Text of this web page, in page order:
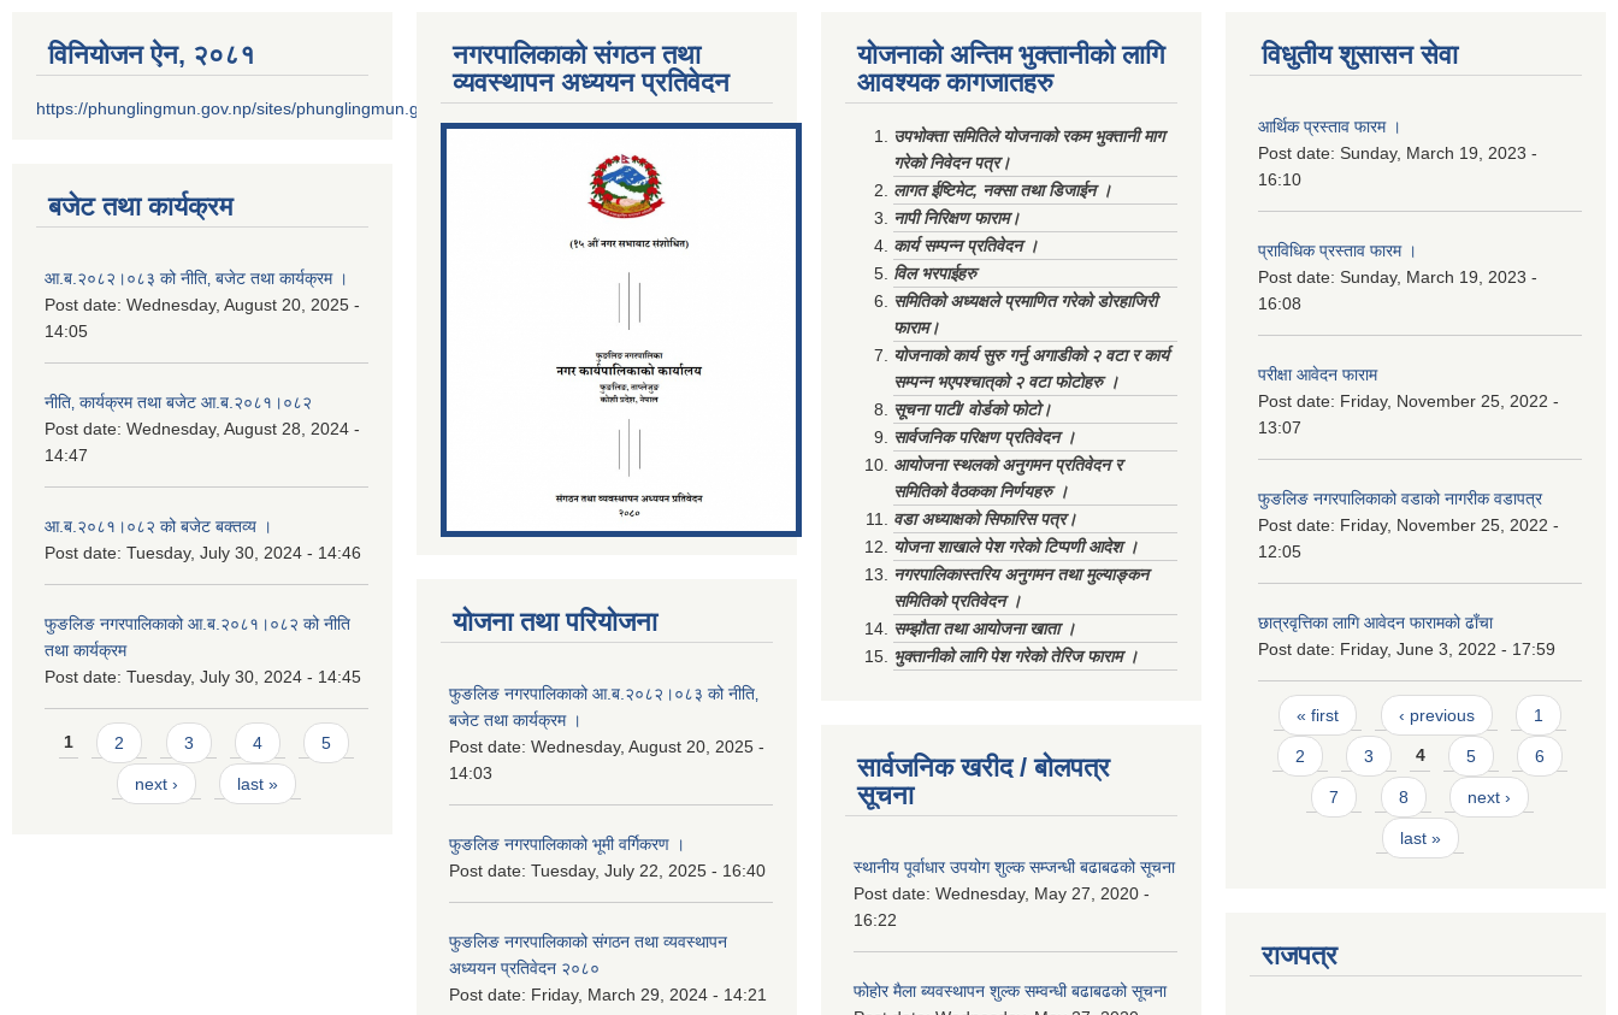
विनियोजन ऐन‚ २०८१
https://phunglingmun.gov.np/sites/phunglingmun.gov.np/files/documents/Al...
बजेट तथा कार्यक्रम
आ.ब.२०८२।०८३ को नीति‚ बजेट तथा कार्यक्रम ।
Post date: Wednesday, August 20, 2025 -
14:05
नीति‚ कार्यक्रम तथा बजेट आ.ब.२०८१।०८२
Post date: Wednesday, August 28, 2024 -
14:47
आ.ब.२०८१।०८२ को बजेट बक्तव्य ।
Post date: Tuesday, July 30, 2024 - 14:46
फुङलिङ नगरपालिकाको आ.ब.२०८१।०८२ को नीति
तथा कार्यक्रम
Post date: Tuesday, July 30, 2024 - 14:45
Pages
1 2 3 4 5
next › last »
नगरपालिकाको संगठन तथा
व्यवस्थापन अध्ययन प्रतिवेदन
योजना तथा परियोजना
फुङलिङ नगरपालिकाको आ.ब.२०८२।०८३ को नीति‚
बजेट तथा कार्यक्रम ।
Post date: Wednesday, August 20, 2025 -
14:03
फुङलिङ नगरपालिकाको भूमी वर्गिकरण ।
Post date: Tuesday, July 22, 2025 - 16:40
फुङलिङ नगरपालिकाको संगठन तथा व्यवस्थापन
अध्ययन प्रतिवेदन २०८०
Post date: Friday, March 29, 2024 - 14:21
योजनाको अन्तिम भुक्तानीको लागि
आवश्यक कागजातहरु
उपभोक्ता समितिले योजनाको रकम भुक्तानी माग
गरेको निवेदन पत्र।
लागत ईष्टिमेट, नक्सा तथा डिजाईन ।
नापी निरिक्षण फाराम।
कार्य सम्पन्न प्रतिवेदन ।
विल भरपाईहरु
समितिको अध्यक्षले प्रमाणित गरेको डोरहाजिरी
फाराम।
योजनाको कार्य सुरु गर्नु अगाडीको २ वटा र कार्य
सम्पन्न भएपश्चात्‌को २ वटा फोटोहरु ।
सूचना पाटी/ वोर्डको फोटो।
सार्वजनिक परिक्षण प्रतिवेदन ।
आयोजना स्थलको अनुगमन प्रतिवेदन र
समितिको वैठकका निर्णयहरु ।
वडा अध्याक्षको सिफारिस पत्र।
योजना शाखाले पेश गरेको टिप्पणी आदेश ।
नगरपालिकास्तरिय अनुगमन तथा मुल्याङ्कन
समितिको प्रतिवेदन ।
सम्झौता तथा आयोजना खाता ।
भुक्तानीको लागि पेश गरेको तेरिज फाराम ।
सार्वजनिक खरीद / बोलपत्र
सूचना
स्थानीय पूर्वाधार उपयोग शुल्क सम्जन्धी बढाबढको सूचना
Post date: Wednesday, May 27, 2020 -
16:22
फोहोर मैला ब्यवस्थापन शुल्क सम्वन्धी बढाबढको सूचना
विधुतीय शुसासन सेवा
आर्थिक प्रस्ताव फारम ।
Post date: Sunday, March 19, 2023 -
16:10
प्राविधिक प्रस्ताव फारम ।
Post date: Sunday, March 19, 2023 -
16:08
परीक्षा आवेदन फाराम
Post date: Friday, November 25, 2022 -
13:07
फुङलिङ नगरपालिकाको वडाको नागरीक वडापत्र
Post date: Friday, November 25, 2022 -
12:05
छात्रवृत्तिका लागि आवेदन फारामको ढाँचा
Post date: Friday, June 3, 2022 - 17:59
Pages
« first ‹ previous 1
2 3 4 5 6
7 8 next ›
last »
राजपत्र